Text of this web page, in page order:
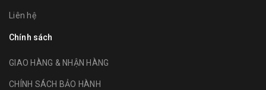
Liên hệ
Chính sách
GIAO HÀNG & NHẬN HÀNG
CHÍNH SÁCH BẢO HÀNH